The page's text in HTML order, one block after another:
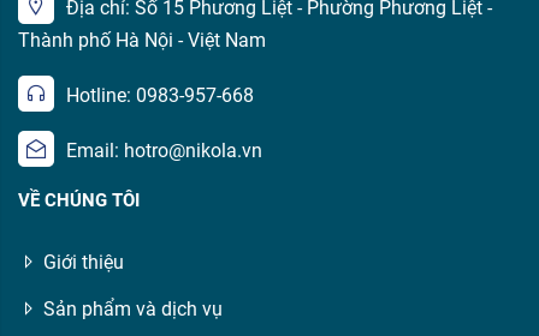
Địa chỉ: Số 15 Phương Liệt - Phường Phương Liệt -
Thành phố Hà Nội - Việt Nam
Hotline: 0983-957-668
Email: hotro@nikola.vn
VỀ CHÚNG TÔI
Giới thiệu
Sản phẩm và dịch vụ